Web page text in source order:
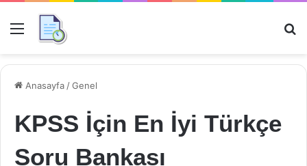
Menü
Anasayfa /Genel
KPSS İçin En İyi Türkçe
Soru Bankası